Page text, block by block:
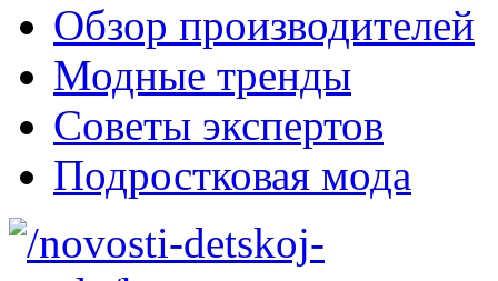
Обзор производителей
Модные тренды
Советы экспертов
Подростковая мода